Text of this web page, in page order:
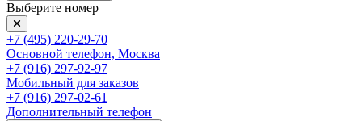
Выберите номер
+7 (495) 220-29-70
Основной телефон, Москва
+7 (916) 297-92-97
Мобильный для заказов
+7 (916) 297-02-61
Дополнительный телефон